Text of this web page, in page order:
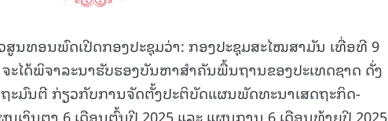
ນທອນພົດເປີດກອງປະຊຸມວ່າ: ກອງປະຊຸມສະໄໝສາມັນ ເທື່ອທີ 9
ະໄດ້ພິຈາລະນາຮັບຮອງບັນຫາສໍາຄັນພື້ນຖານຂອງປະເທດຊາດ ດັ່ງ
ະມົນຕີ ກ່ຽວກັບການຈັດຕັ້ງປະຕິບັດແຜນພັດທະນາເສດຖະກິດ-
ເງິນຕາ 6 ເດືອນຕົ້ນປີ 2025 ແລະ ແຜນການ 6 ເດືອນທ້າຍປີ 2025